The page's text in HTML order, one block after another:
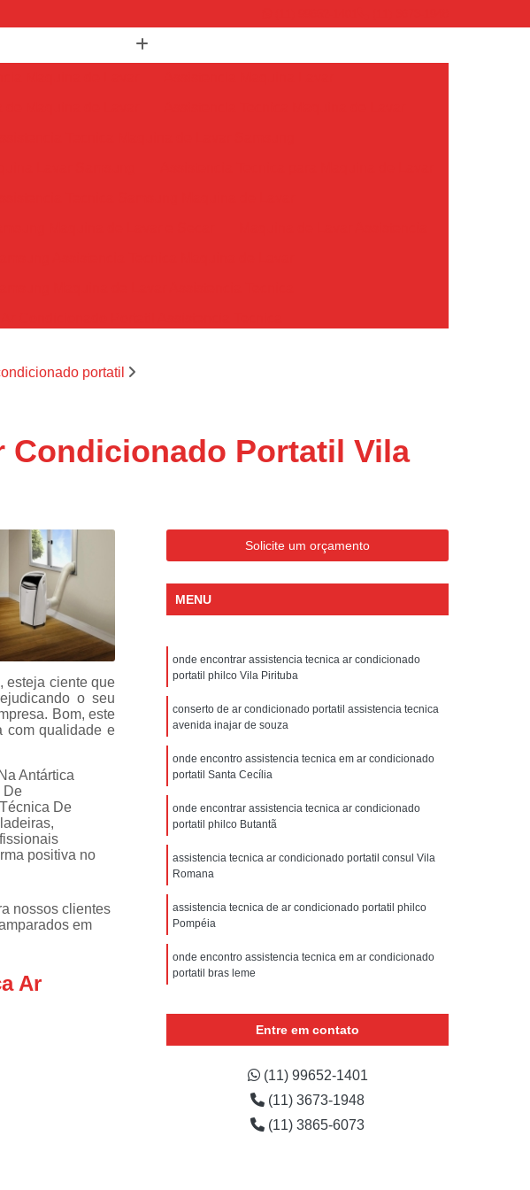
Assistencia Tecnica Ar Condicionado Portatil
Tecnica Ar Condicionado Portatil Philco
Tecnica de Ar Condicionado Portatil Philco
Tecnica em Ar Condicionado Portatil
Ar Condicionado Portatil
Geladeira Electrolux
Assistencia Tecnica Electrolux Geladeira
Geladeira
Assistencia Tecnica Geladeira Electrolux
Geladeira
Electrolux Assistencia Tecnica Geladeira
Assistencia Tecnica
Geladeira Assistencia Tecnica
Assistencia Tecnica
Electrolux
Assistencia Tecnica Electrolux Refrigerador
Refrigerador
Assistencia Tecnica Refrigerador com Defeito
Tecnica Refrigerador com Problema
Electrolux
Assistencia Tecnica Refrigerador Não Liga
Refrigerador Electrolux Assistencia Tecnica
Secadora Samsung
Assistencia Tecnica Maquina Secadora
Assistencia Tecnica para Secadora
Tecnica Samsung Lavadora e Secadora
Assistencia Tecnica Secadora
Assistencia Tecnica Secadora Samsung
Assistencia Tecnica de Fogão
Assistencia Tecnica Fogão
portatil
Condicionado Portatil Vila
esteja ciente que
o seu
Bom, este
com qualidade e
Antártica
De
De
positiva no
nossos clientes
em
Ar
Solicite um orçamento
MENU
onde encontrar assistencia tecnica ar condicionado
portatil philco Vila Pirituba
conserto de ar condicionado portatil assistencia tecnica
avenida inajar de souza
onde encontro assistencia tecnica em ar condicionado
portatil Santa Cecília
onde encontrar assistencia tecnica ar condicionado
portatil philco Butantã
assistencia tecnica ar condicionado portatil consul Vila
Romana
assistencia tecnica de ar condicionado portatil philco
Pompéia
onde encontro assistencia tecnica em ar condicionado
portatil bras leme
portatil Vila Buarque
portatil consul Vila Bela Aliança
assistencia tecnica ar condicionado tipo portatil Vila
Entre em contato
(11) 99652-1401
(11) 3673-1948
(11) 3865-6073